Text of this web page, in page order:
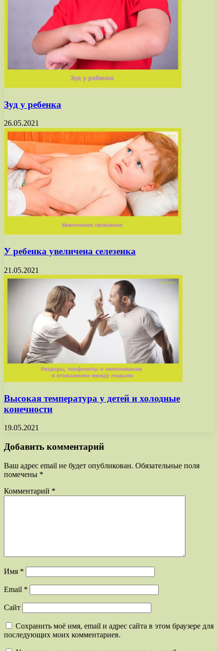
Зуд у ребенка
26.05.2021
У ребенка увеличена селезенка
21.05.2021
Высокая температура у детей и холодные
конечности
19.05.2021
Добавить комментарий
Ваш адрес email не будет опубликован. Обязательные поля
помечены *
Комментарий *
Имя *
Email *
Сайт
Сохранить моё имя, email и адрес сайта в этом браузере для
последующих моих комментариев.